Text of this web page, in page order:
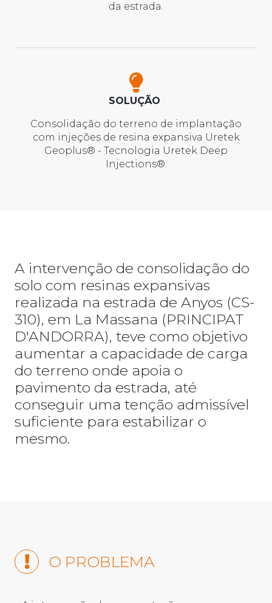
da estrada.
SOLUÇÃO
Consolidação do terreno de implantação
com injeções de resina expansiva Uretek
Geoplus® - Tecnologia Uretek Deep
Injections®.
A intervenção de consolidação do
solo com resinas expansivas
realizada na estrada de Anyos (CS-
310), em La Massana (PRINCIPAT
D'ANDORRA), teve como objetivo
aumentar a capacidade de carga
do terreno onde apoia o
pavimento da estrada, até
conseguir uma tenção admissível
suficiente para estabilizar o
mesmo.
O PROBLEMA